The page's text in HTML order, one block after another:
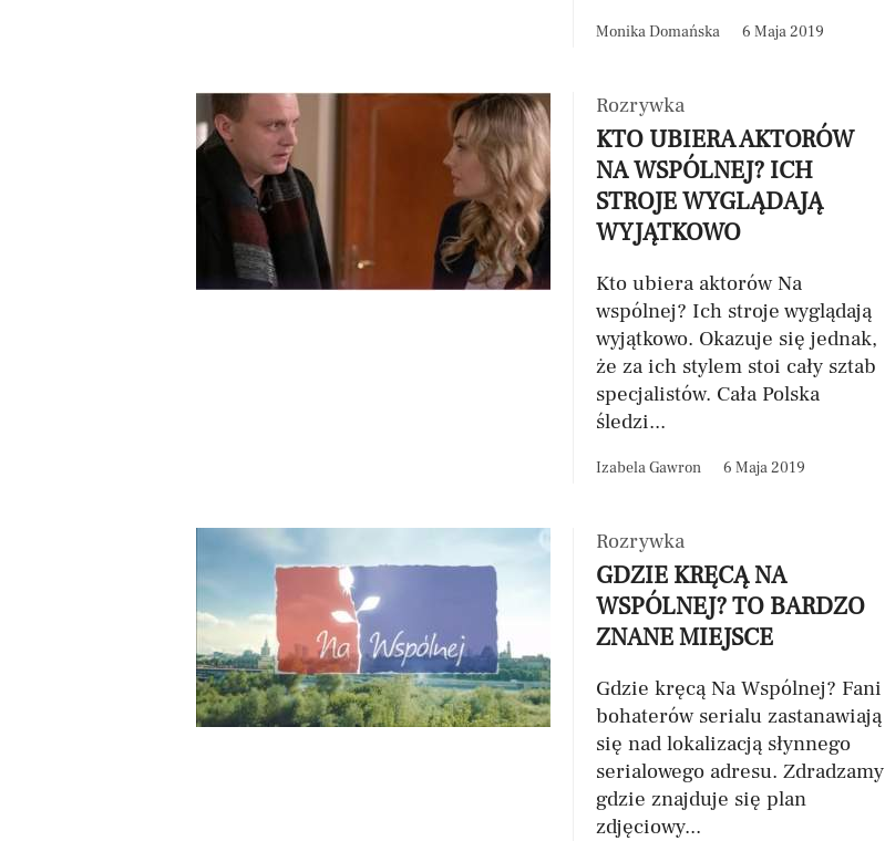
Monika Domańska 6 Maja 2019
Rozrywka
KTO UBIERA AKTORÓW
NA WSPÓLNEJ? ICH
STROJE WYGLĄDAJĄ
WYJĄTKOWO
Kto ubiera aktorów Na
wspólnej? Ich stroje wyglądają
wyjątkowo. Okazuje się jednak,
że za ich stylem stoi cały sztab
specjalistów. Cała Polska
śledzi...
Izabela Gawron 6 Maja 2019
Rozrywka
GDZIE KRĘCĄ NA
WSPÓLNEJ? TO BARDZO
ZNANE MIEJSCE
Gdzie kręcą Na Wspólnej? Fani
bohaterów serialu zastanawiają
się nad lokalizacją słynnego
serialowego adresu. Zdradzamy
gdzie znajduje się plan
zdjęciowy...